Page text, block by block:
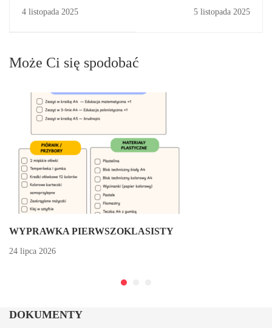
4 listopada 2025 5 listopada 2025
Może Ci się spodobać
WYPRAWKA PIERWSZOKLASISTY
24 lipca 2026
DOKUMENTY